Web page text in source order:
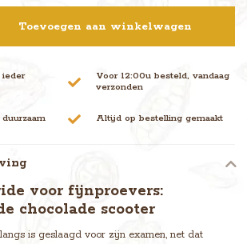
Toevoegen aan winkelwagen
ieder
Voor 12:00u besteld, vandaag
verzonden
Altijd op bestelling gemaakt
voor fijnproevers:
chocolade scooter
is geslaagd voor zijn examen, net dat